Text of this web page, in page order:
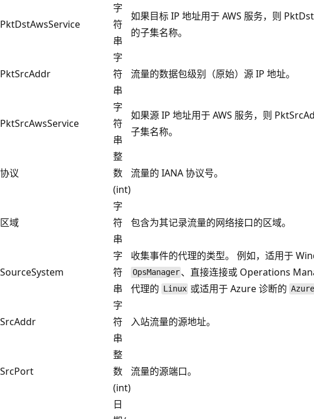
PktDstAwsService
字
符
串
如果目标 IP 地址用于 AWS 服务，则
的子集名称。
PktSrcAddr
字
符
串
流量的数据包级别（原始）源 IP 地址。
PktSrcAwsService
字
符
串
如果源 IP 地址用于 AWS 服务，则
子集名称。
协议
整
数
(int)
流量的 IANA 协议号。
区域
字
符
串
包含为其记录流量的网络接口的区域。
SourceSystem
字
符
串
收集事件的代理的类型。 例如，适用于
OpsManager 、直接连接或 Operations
代理的 Linux 或适用于 Azure 诊断的Azure
SrcAddr
字
符
串
入站流量的源地址。
SrcPort
整
数
(int)
流量的源端口。
日